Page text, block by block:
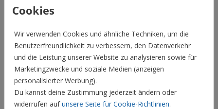
Cookies
Wir verwenden Cookies und ähnliche Techniken, um die
Benutzerfreundlichkeit zu verbessern, den Datenverkehr
und die Leistung unserer Website zu analysieren sowie für
Marketingzwecke und soziale Medien (anzeigen
personalisierter Werbung).
Du kannst deine Zustimmung jederzeit ändern oder
widerrufen aufunsere Seite für Cookie-Richtlinien.
Gebt dafür an, auf welcher Papiersorte Ihr Eure Karte
gedruckt haben möchtet. Mit dem Probedruck erhaltet Ihr
Umschlagfarben. Das macht die Auswahl am Ende viel
2) Umschläge im Voraus
Umschläge könnt Ihr auch schon im Voraus bestellen, so
dass Ihr sie auch schon vorab adressieren könnt. Die
Umschläge sind dann schon vor dem Eintreffen der Karten